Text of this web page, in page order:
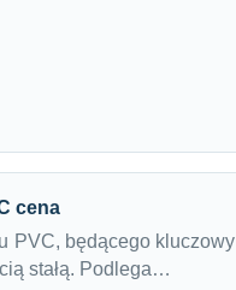
cena
PVC, będącego
stałą. Podlega…